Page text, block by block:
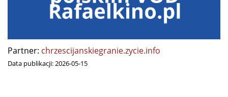
Partner: chrzescijanskiegranie.zycie.info
Data publikacji:2026-05-15